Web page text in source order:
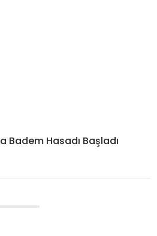
Badem Hasadı Başladı